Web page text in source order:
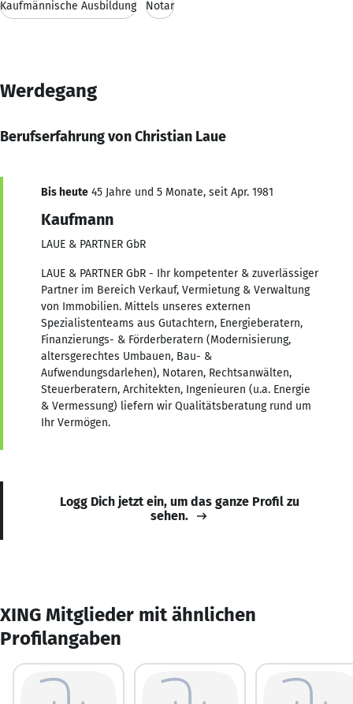
Kaufmännische Ausbildung Notar
Werdegang
Berufserfahrung von Christian Laue
Bis heute 45 Jahre und 5 Monate, seit Apr. 1981
Kaufmann
LAUE & PARTNER GbR
LAUE & PARTNER GbR - Ihr kompetenter & zuverlässiger
Partner im Bereich Verkauf, Vermietung & Verwaltung
von Immobilien. Mittels unseres externen
Spezialistenteams aus Gutachtern, Energieberatern,
Finanzierungs- & Förderberatern (Modernisierung,
altersgerechtes Umbauen, Bau- &
Aufwendungsdarlehen), Notaren, Rechtsanwälten,
Steuerberatern, Architekten, Ingenieuren (u.a. Energie
& Vermessung) liefern wir Qualitätsberatung rund um
Ihr Vermögen.
Logg Dich jetzt ein, um das ganze Profil zu
sehen.
XING Mitglieder mit ähnlichen
Profilangaben